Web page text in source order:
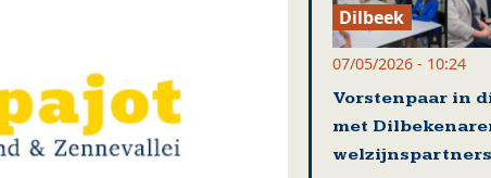
Dilbeek
07/05/2026 - 10:24
Vorstenpaar in
met
welzijnspartners